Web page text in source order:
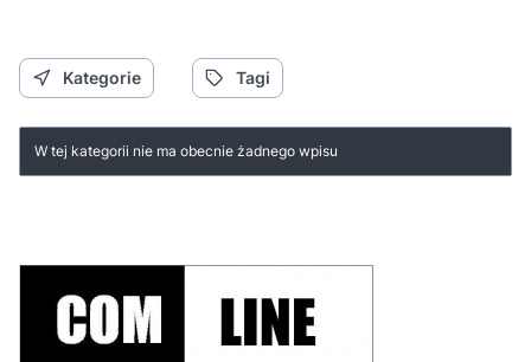
Kategorie Tagi
W tej kategorii nie ma obecnie żadnego wpisu